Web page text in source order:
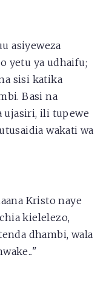
asiyeweza
yetu ya udhaifu;
sisi katika
Basi na
ujasiri, ili tupewe
wakati wa
Kristo naye
kielelezo,
dhambi, wala
."